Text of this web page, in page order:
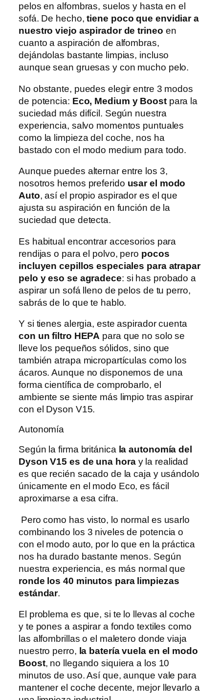
pelos en alfombras, suelos y hasta en el
sofá. De hecho,tiene poco que envidiar a
nuestro viejo aspirador de trineo en
cuanto a aspiración de alfombras,
dejándolas bastante limpias, incluso
aunque sean gruesas y con mucho pelo.
No obstante, puedes elegir entre 3 modos
de potencia: Eco, Medium y Boost para la
suciedad más difícil. Según nuestra
experiencia, salvo momentos puntuales
como la limpieza del coche, nos ha
bastado con el modo medium para todo.
Aunque puedes alternar entre los 3,
nosotros hemos preferido usar el modo
Auto, así el propio aspirador es el que
ajusta su aspiración en función de la
suciedad que detecta.
Es habitual encontrar accesorios para
rendijas o para el polvo, pero pocos
incluyen cepillos especiales para atrapar
pelo y eso se agradece: si has probado a
aspirar un sofá lleno de pelos de tu perro,
sabrás de lo que te hablo.
Y si tienes alergia, este aspirador cuenta
con un filtro HEPA para que no solo se
lleve los pequeños sólidos, sino que
también atrapa micropartículas como los
ácaros. Aunque no disponemos de una
forma científica de comprobarlo, el
ambiente se siente más limpio tras aspirar
con el Dyson V15.
Autonomía
Según la firma británica la autonomía del
Dyson V15 es de una horay la realidad
es que recién sacado de la caja y usándolo
únicamente en el modo Eco, es fácil
aproximarse a esa cifra.
Pero como has visto, lo normal es usarlo
combinando los 3 niveles de potencia o
con el modo auto, por lo que en la práctica
nos ha durado bastante menos. Según
nuestra experiencia, es más normal que
ronde los 40 minutos para limpiezas
estándar.
El problema es que, si te lo llevas al coche
y te pones a aspirar a fondo textiles como
las alfombrillas o el maletero donde viaja
nuestro perro, la batería vuela en el modo
Boost, no llegando siquiera a los 10
minutos de uso. Así que, aunque vale para
mantener el coche decente, mejor llevarlo a